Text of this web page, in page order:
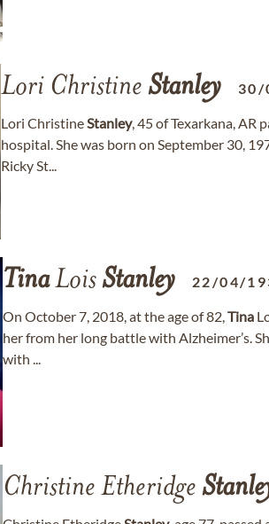
Lori Christine Stanley 30/
Lori ChristineStanley, 45 of Texarkana, AR
hospital. She was born on September 30,
Ricky St...
TinaLoisStanley 22/04/
On October 7, 2018, at the age of 82,Tina
her from her long battle with Alzheimer’s.
with ...
Christine Etheridge